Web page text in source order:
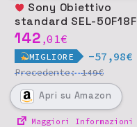
standard SEL-50F18F
142 ,01€
MIGLIORE -57,98€
Precedente:149€
Apri su Amazon
Maggiori Informazioni